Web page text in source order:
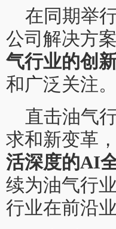
在同期举
公司解决方
气行业的创
和广泛关注。
直击油气
求和新变革
活深度的AI
续为油气行
行业在前沿